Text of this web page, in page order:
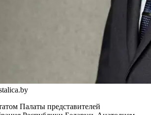
Палаты представителей